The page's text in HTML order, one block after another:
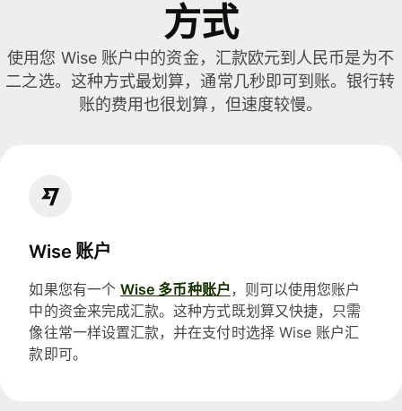
方式
使用您 Wise 账户中的资金，汇款欧元到人民币是为不
二之选。这种方式最划算，通常几秒即可到账。银行转
账的费用也很划算，但速度较慢。
Wise 账户
如果您有一个 Wise 多币种账户，则可以使用您账户
中的资金来完成汇款。这种方式既划算又快捷，只需
像往常一样设置汇款，并在支付时选择 Wise 账户汇
款即可。